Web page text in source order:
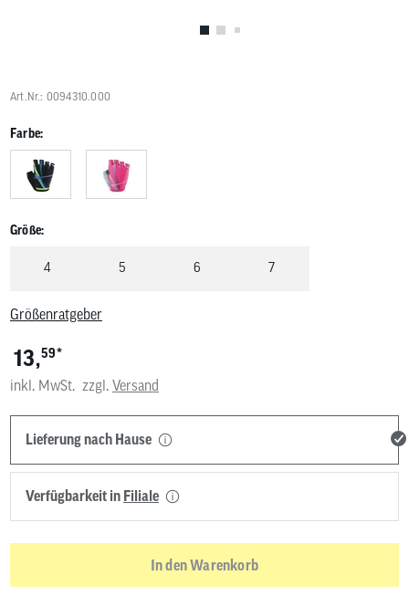
Art.Nr.: 0094310.000
Farbe:
Größe:
4 5 6 7
Größenratgeber
13,59*
inkl. MwSt. zzgl. Versand
Lieferung nach Hause
Verfügbarkeit in Filiale
In den Warenkorb